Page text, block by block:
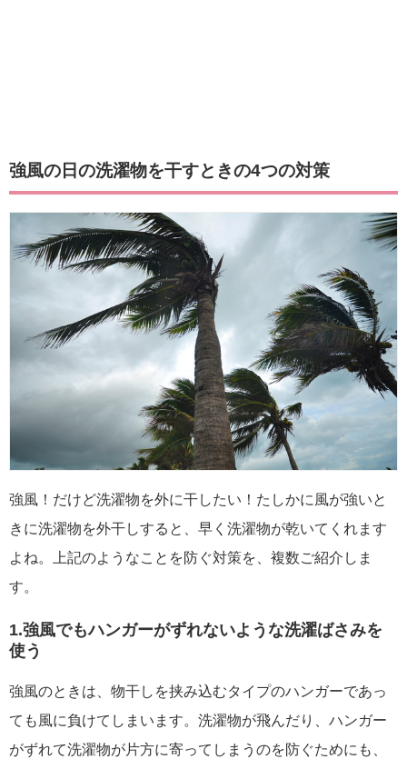
強風の日の洗濯物を干すときの4つの対策
強風！だけど洗濯物を外に干したい！たしかに風が強いと
きに洗濯物を外干しすると、早く洗濯物が乾いてくれます
よね。上記のようなことを防ぐ対策を、複数ご紹介しま
す。
1.強風でもハンガーがずれないような洗濯ばさみを
使う
強風のときは、物干しを挟み込むタイプのハンガーであっ
ても風に負けてしまいます。洗濯物が飛んだり、ハンガー
がずれて洗濯物が片方に寄ってしまうのを防ぐためにも、